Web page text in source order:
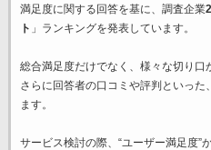
満足度に関する回答を基に、調査企業
ト 」ランキングを発表しています。
総合満足度だけでなく、様々な切り口
さらに回答者の口コミや評判といっ
ます。
サービス検討の際、“ユーザー満足度”